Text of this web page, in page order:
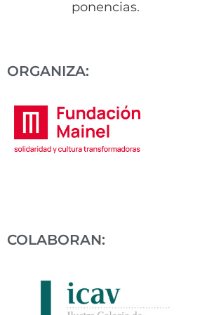
ponencias.
ORGANIZA:
COLABORAN: